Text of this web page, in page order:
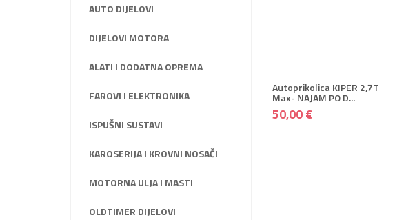
AUTO DIJELOVI
DIJELOVI MOTORA
ALATI I DODATNA OPREMA
FAROVI I ELEKTRONIKA
ISPUŠNI SUSTAVI
KAROSERIJA I KROVNI NOSAČI
MOTORNA ULJA I MASTI
OLDTIMER DIJELOVI
Autoprikolica KIPER 2,7T
Max- NAJAM PO D...
50,00 €